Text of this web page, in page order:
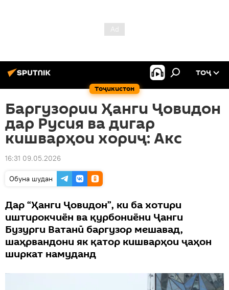
Тоҷикистон
ТОҶ
Баргузории Ҳанги Ҷовидон
дар Русия ва дигар
кишварҳои хориҷ: Акс
16:31 09.05.2026
Обуна шудан
Дар “Ҳанги Ҷовидон”, ки ба хотири
иштирокчиён ва қурбониёни Ҷанги
Бузурги Ватанӣ баргузор мешавад,
шаҳрвандони як қатор кишварҳои ҷаҳон
ширкат намуданд